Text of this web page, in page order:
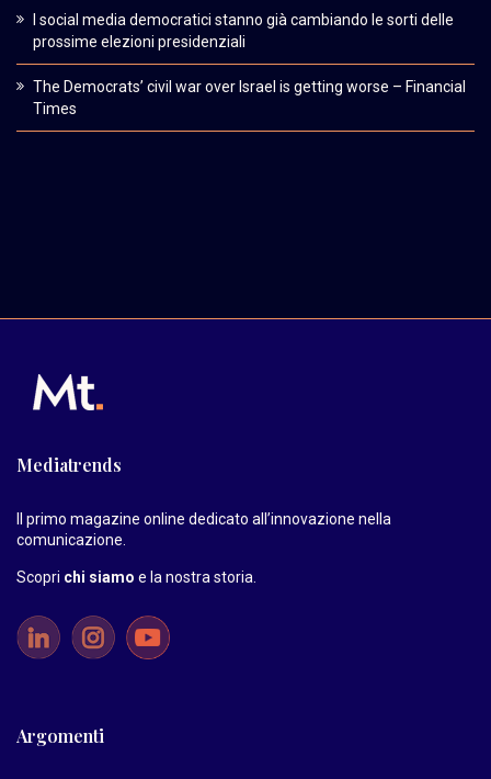
I social media democratici stanno già cambiando le sorti delle
prossime elezioni presidenziali
The Democrats’ civil war over Israel is getting worse – Financial
Times
Mediatrends
Il primo magazine online dedicato all’innovazione nella
comunicazione.
Scopri chi siamo e la nostra storia
Argomenti